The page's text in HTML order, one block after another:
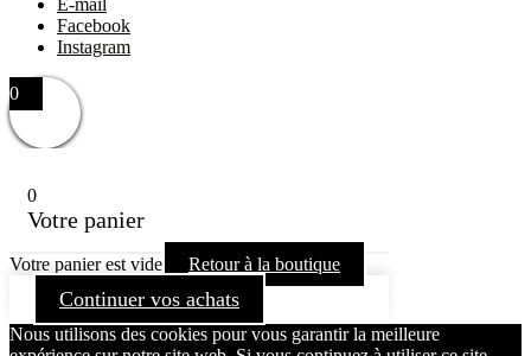
E-mail
Facebook
Instagram
0
0
Votre panier
Votre panier est vide Retour à la boutique
Continuer vos achats
Nous utilisons des cookies pour vous garantir la meilleure